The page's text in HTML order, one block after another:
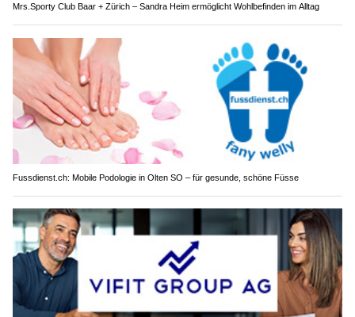
Mrs.Sporty Club Baar + Zürich – Sandra Heim ermöglicht Wohlbefinden im Alltag
Fussdienst.ch: Mobile Podologie in Olten SO – für gesunde, schöne Füsse